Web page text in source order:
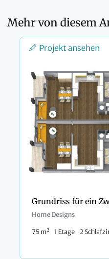
Mehr von diesem
Projekt ansehen
Grundriss für ein
Home Designs
75 m2 1 Etage 2